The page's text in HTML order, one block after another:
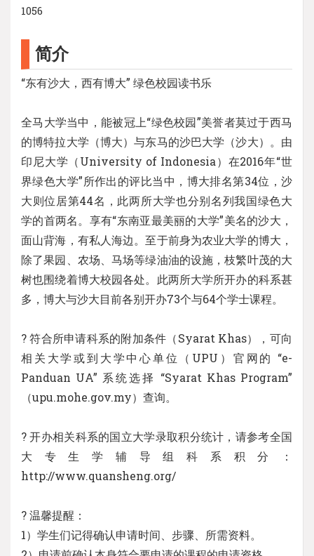
1056
简介
“东有沙大，西有博大” 绿色校园读书乐
全马大学当中，能被冠上“绿色校园”美誉者莫过于西马
的博特拉大学（博大）与东马的沙巴大学（沙大）。由
印尼大学（University of Indonesia）在2016年“世
界绿色大学”所作出的评比当中，博大排名第34位，沙
大则位居第44名，此两所大学也分别名列我国绿色大
学的首两名。享有“东南亚最美丽的大学”美名的沙大，
面山背海，有私人海边。至于前身为农业大学的博大，
除了果园、农场、马场等绿油油的设施，枝繁叶茂的大
树也围绕着博大校园各处。此两所大学所开办的科系甚
多，博大与沙大目前各别开办73个与64个学士课程。
? 符合所申请科系的附加条件（Syarat Khas），可向
相关大学或到大学中心单位（UPU）官网的 “e-
Panduan UA” 系统选择 “Syarat Khas Program”
（upu.mohe.gov.my）查询。
? 开办相关科系的国立大学录取积分统计，请参考全国
大专生学辅导组科系积分：
http://www.quansheng.org/
? 温馨提醒：
1）学生们记得确认申请时间、步骤、所需资料。